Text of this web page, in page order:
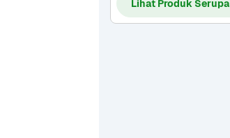
Lihat Produk Serupa